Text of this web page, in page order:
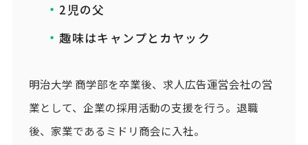
2児の父
趣味はキャンプとカヤック
明治大学 商学部を卒業後、求人広告運営会社の営
業として、企業の採用活動の支援を行う。退職
後、家業であるミドリ商会に入社。